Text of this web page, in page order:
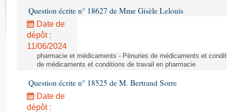
Rapports législatifs
Rapports sur l'application des lois
Baromètre de l’application des lois
Dossiers législatifs
Budget et sécurité sociale
Questions écrites et orales
Comptes rendus des débats
Question écrite n° 18627 de Mme Gisèle Lelouis
Date de
dépôt :
11/06/2024
pharmacie et médicaments - Pénuries de médicaments et
de médicaments et conditions de travail en pharmacie
Question écrite n° 18525 de M. Bertrand Sorre
Date de
dépôt :